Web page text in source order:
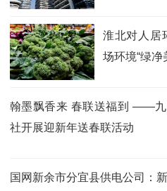
淮北对人居
场环境“绿净
翰墨飘香来 春联送福到 ——九
社开展迎新年送春联活动
国网新余市分宜县供电公司：